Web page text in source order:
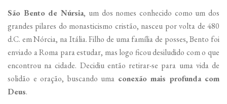
São Bento de Núrsia, um dos nomes conhecido como um dos
grandes pilares do monasticismo cristão, nasceu por volta de 480
d.C. em Nórcia, na Itália. Filho de uma família de posses, Bento foi
enviado a Roma para estudar, mas logo ficou desiludido com o que
encontrou na cidade. Decidiu então retirar-se para uma vida de
solidão e oração, buscando uma conexão mais profunda com
Deus.